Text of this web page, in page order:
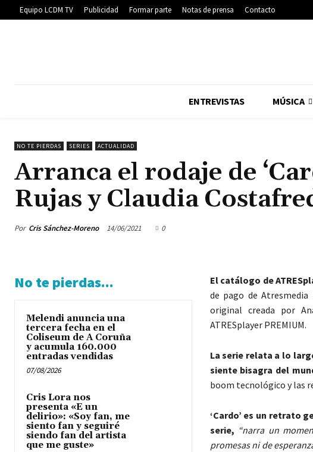
Equipo LCDM TV Publicidad Formar parte Notas de prensa Contacto
ENTREVISTAS MÚSICA
NO TE PIERDAS SERIES ACTUALIDAD
Arranca el rodaje de
Rujas y Claudia
Por Cris Sánchez-Moreno 14/06/2021 0
No te pierdas...
Melendi anuncia una
tercera fecha en el
Coliseum de A Coruña
y acumula 160.000
entradas vendidas
07/08/2026
Cris Lora nos
presenta «E un
delirio»: «Soy fan, me
siento fan y seguiré
siendo fan del artista
que me guste»
El catálogo de
de pago de Atresmedia
original creada por
ATRESplayer PREMIUM.
La serie relata a lo
siente bisagra del
boom tecnológico y las
‘Cardo’ es un retrato
serie, “narra un
promesas ni de